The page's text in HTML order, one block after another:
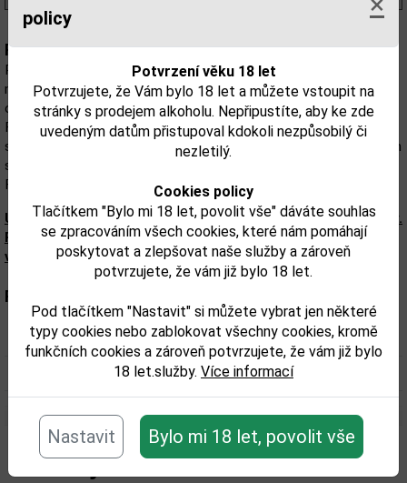
policy
Potvrzení věku 18 let
Potvrzujete, že Vám bylo 18 let a můžete vstoupit na
stránky s prodejem alkoholu. Nepřipustíte, aby ke zde
uvedeným datům přistupoval kdokoli nezpůsobilý či
nezletilý.
Cookies policy
Tlačítkem "Bylo mi 18 let, povolit vše" dáváte souhlas
se zpracováním všech cookies, které nám pomáhají
poskytovat a zlepšovat naše služby a zároveň
potvrzujete, že vám již bylo 18 let.
Pod tlačítkem "Nastavit" si můžete vybrat jen některé
typy cookies nebo zablokovat všechny cookies, kromě
funkčních cookies a zároveň potvrzujete, že vám již bylo
18 let.služby. Více informací
Nastavit Bylo mi 18 let, povolit vše
Popis:
Používané suroviny nesmí být vyráběny jinde než ve Finsku. Je
mrazivě průzračná, sametově čistá a je vytvořena pro výjimečné
okamžiky. Ze všech druhů alkoholu, který je vyráběn ve Finsku, je
Finlandia nejvíce známá a rozšířená mezi cizinci. Značka Finlandia
se objevila v roce 1970 ve Skandinávii a v roce 1971 ve Spojených
státech. Je to šestá nejvíce produkovaná vodka na světě.
Finlandia Vodka se vyrábí ve městě Rajamäki.
Upozorňujeme, že tento produkt může obsahovat alergeny.
Přesné složení a alergeny jsou k dispozici na obalu
výrobku. Zkontrolujte prosím před konzumací.
Parametry:
Obsah alkoholu obj. %: 40
Související zboží